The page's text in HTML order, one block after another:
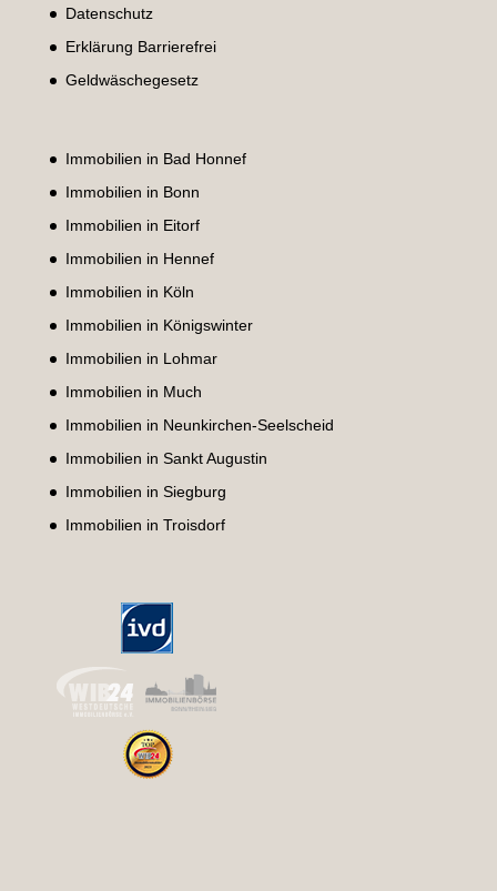
Datenschutz
Erklärung Barrierefrei
Geldwäschegesetz
Immobilien in Bad Honnef
Immobilien in Bonn
Immobilien in Eitorf
Immobilien in Hennef
Immobilien in Köln
Immobilien in Königswinter
Immobilien in Lohmar
Immobilien in Much
Immobilien in Neunkirchen-Seelscheid
Immobilien in Sankt Augustin
Immobilien in Siegburg
Immobilien in Troisdorf